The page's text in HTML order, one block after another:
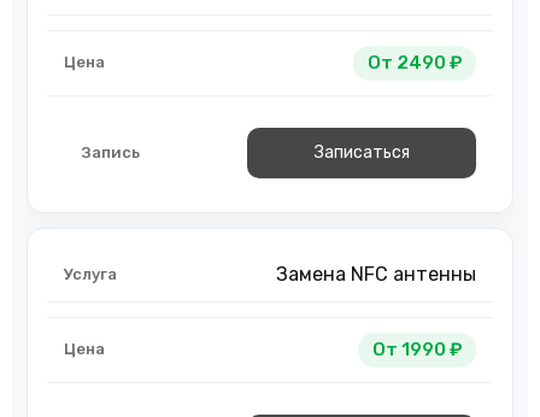
От 2490 ₽
Записаться
Замена NFC антенны
От 1990 ₽